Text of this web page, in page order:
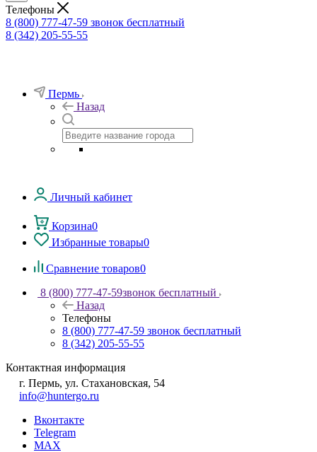
Телефоны
8 (800) 777-47-59 звонок бесплатный
8 (342) 205-55-55
Пермь
Назад
Личный кабинет
Корзина0
Избранные товары0
Сравнение товаров0
8 (800) 777-47-59звонок бесплатный
Назад
Телефоны
8 (800) 777-47-59 звонок бесплатный
8 (342) 205-55-55
Контактная информация
г. Пермь, ул. Стахановская, 54
info@huntergo.ru
Вконтакте
Telegram
MAX